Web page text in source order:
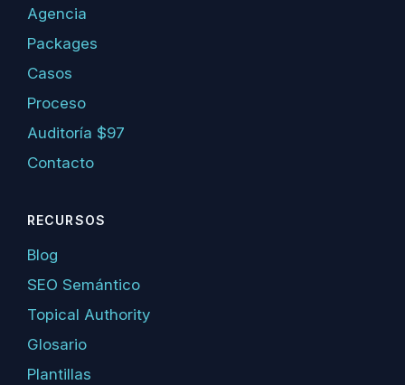
Agencia
Packages
Casos
Proceso
Auditoría $97
Contacto
RECURSOS
Blog
SEO Semántico
Topical Authority
Glosario
Plantillas